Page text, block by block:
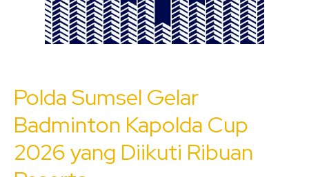
Polda Sumsel Gelar
Badminton Kapolda Cup
2026 yang Diikuti Ribuan